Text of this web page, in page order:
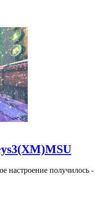
настроение получилось -